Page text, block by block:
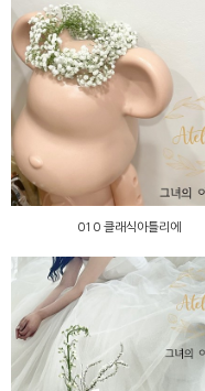
010 클래식아틀리에
010 클래식아틀리에
008 클래식아틀리에